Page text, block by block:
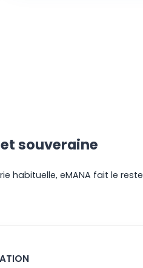
souveraine
habituelle, eMANA fait le reste